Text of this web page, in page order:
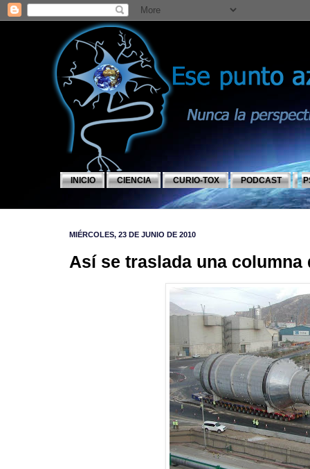
INICIO CIENCIA CURIO-TOX PODCAST
MIÉRCOLES, 23 DE JUNIO DE 2010
Así se traslada una columna